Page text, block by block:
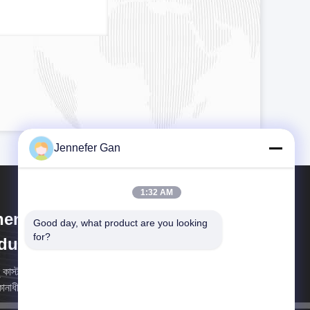
Cast Acrylic Panel
Co., Ltd
অ্যাক্রিলিক প্যানেল কোং লিমিটেড (সিডিএ) মোনারক গ্রুপের সম্পূর্ণ
সহায়ক সংস্থা।
Jennefer Gan
1:32 AM
Good day, what product are you looking
for?